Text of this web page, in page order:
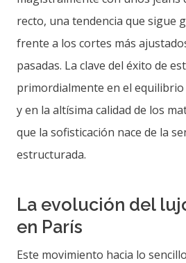
recto, una tendencia que sigue
frente a los cortes más
pasadas. La clave del éxito de
primordialmente en el
y en la altísima calidad de los
que la sofisticación nace de la
estructurada.
La evolución del
en París
Este movimiento hacia lo